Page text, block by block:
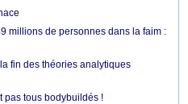
millions de personnes dans la faim :
fin des théories analytiques
pas tous bodybuildés !